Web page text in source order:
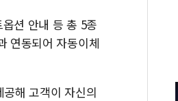
션 안내 등 총 5종
연동되어 자동이체
해 고객이 자신의